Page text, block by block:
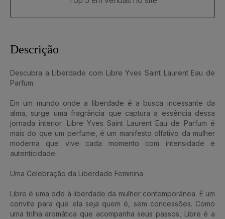
Descrição
Descubra a Liberdade com Libre Yves Saint Laurent Eau de
Parfum
Em um mundo onde a liberdade é a busca incessante da
alma, surge uma fragrância que captura a essência dessa
jornada interior. Libre Yves Saint Laurent Eau de Parfum é
mais do que um perfume, é um manifesto olfativo da mulher
moderna que vive cada momento com intensidade e
autenticidade.
Uma Celebração da Liberdade Feminina
Libre é uma ode à liberdade da mulher contemporânea. É um
convite para que ela seja quem é, sem concessões. Como
uma trilha aromática que acompanha seus passos, Libre é a